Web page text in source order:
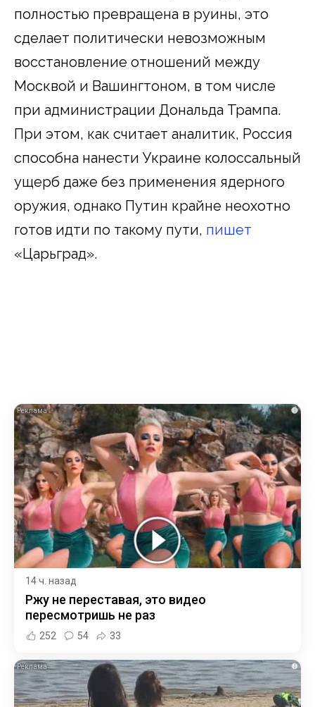
полностью превращена в руины, это
сделает политически невозможным
восстановление отношений между
Москвой и Вашингтоном, в том числе
при администрации Дональда Трампа.
При этом, как считает аналитик, Россия
способна нанести Украине колоссальный
ущерб даже без применения ядерного
оружия, однако Путин крайне неохотно
готов идти по такому пути, пишет
«Царьград».
i
14 ч. назад
Ржу не переставая, это видео
пересмотришь не раз
252 54 33
i